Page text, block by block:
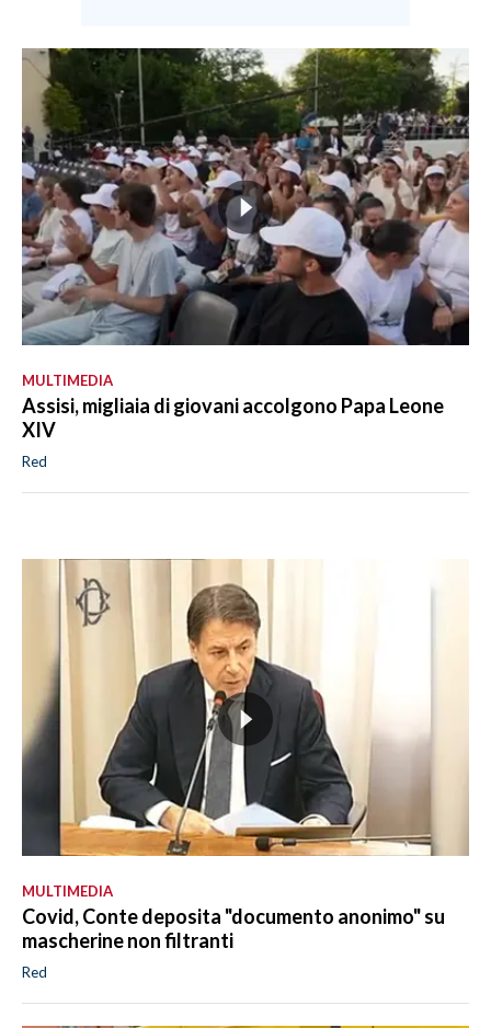
MULTIMEDIA
Assisi, migliaia di giovani accolgono Papa Leone
XIV
Red
MULTIMEDIA
Covid, Conte deposita "documento anonimo" su
mascherine non filtranti
Red